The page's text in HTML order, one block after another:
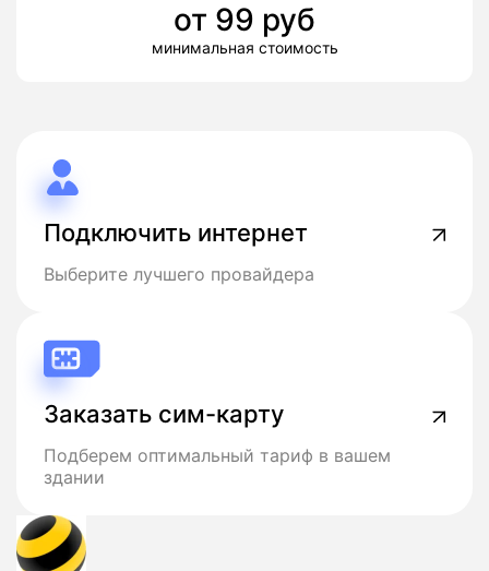
от 99 руб
минимальная стоимость
Подключить интернет
Выберите лучшего провайдера
Заказать сим-карту
Подберем оптимальный тариф в вашем
здании